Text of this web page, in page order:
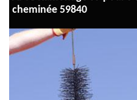
cheminée 59840